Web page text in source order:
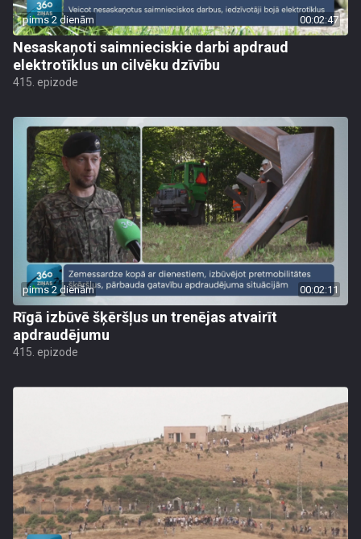
pirms 2 dienām 00:02:47
Nesaskaņoti saimnieciskie darbi apdraud
elektrotīklus un cilvēku dzīvību
415. epizode
pirms 2 dienām 00:02:11
Rīgā izbūvē šķēršļus un trenējas atvairīt
apdraudējumu
415. epizode